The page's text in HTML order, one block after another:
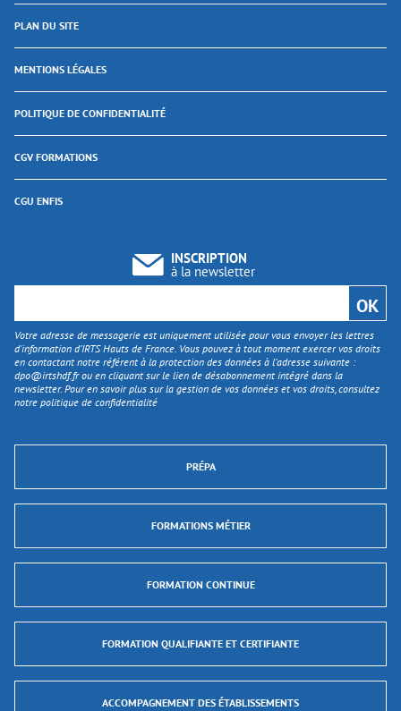
PLAN DU SITE
MENTIONS LÉGALES
POLITIQUE DE CONFIDENTIALITÉ
CGV FORMATIONS
CGU ENFIS
INSCRIPTION
à la newsletter
Votre adresse de messagerie est uniquement utilisée pour vous envoyer les lettres
d'information d’IRTS Hauts de France. Vous pouvez à tout moment exercer vos droits
en contactant notre référent à la protection des données à l’adresse suivante :
dpo@irtshdf.frou en cliquant sur le lien de désabonnement intégré dans la
newsletter. Pour en savoir plus sur la gestion de vos données et vos droits, consultez
notre politique de confidentialité
PRÉPA
FORMATIONS MÉTIER
FORMATION CONTINUE
FORMATION QUALIFIANTE ET CERTIFIANTE
ACCOMPAGNEMENT DES ÉTABLISSEMENTS